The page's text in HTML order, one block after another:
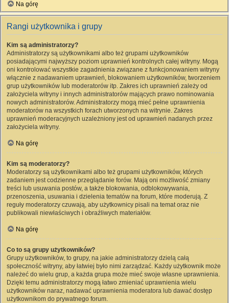
Na górę
Rangi użytkownika i grupy
Kim są administratorzy?
Administratorzy są użytkownikami albo też grupami użytkowników
posiadającymi najwyższy poziom uprawnień kontrolnych całej witryny. Mogą
oni kontrolować wszystkie zagadnienia związane z funkcjonowaniem witryny
włącznie z nadawaniem uprawnień, blokowaniem użytkowników, tworzeniem
grup użytkowników lub moderatorów itp. Zakres ich uprawnień zależy od
założyciela witryny i innych administratorów mających prawo nominowania
nowych administratorów. Administratorzy mogą mieć pełne uprawnienia
moderatorów na wszystkich forach utworzonych na witrynie. Zakres
uprawnień moderacyjnych uzależniony jest od uprawnień nadanych przez
założyciela witryny.
Na górę
Kim są moderatorzy?
Moderatorzy są użytkownikami albo też grupami użytkowników, których
zadaniem jest codzienne przeglądanie forów. Mają oni możliwość zmiany
treści lub usuwania postów, a także blokowania, odblokowywania,
przenoszenia, usuwania i dzielenia tematów na forum, które moderują. Z
reguły moderatorzy czuwają, aby użytkownicy pisali na temat oraz nie
publikowali niewłaściwych i obraźliwych materiałów.
Na górę
Co to są grupy użytkowników?
Grupy użytkowników, to grupy, na jakie administratorzy dzielą całą
społeczność witryny, aby łatwiej było nimi zarządzać. Każdy użytkownik może
należeć do wielu grup, a każda grupa może mieć swoje własne uprawnienia.
Dzięki temu administratorzy mogą łatwo zmieniać uprawnienia wielu
użytkowników naraz, nadawać uprawnienia moderatora lub dawać dostęp
użytkownikom do prywatnego forum.